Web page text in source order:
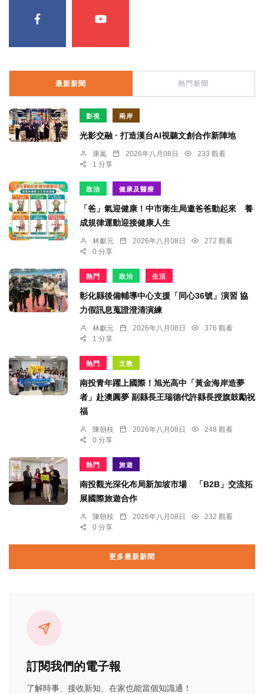
最新新聞 熱門新聞
影視 兩岸
光影交融 · 打造漢台AI視聽文創合作新陣地
康嵐 2026年八月08日
233 觀看
1 分享
政治 健康及醫療
「爸」氣迎健康！中市衛生局邀爸爸動起來 養
成規律運動迎接健康人生
林獻元 2026年八月08日
272 觀看
0 分享
熱門 政治 生活
彰化縣後備輔導中心支援「同心36號」演習 協
力假訊息蒐證澄清演練
林獻元 2026年八月08日
376 觀看
1 分享
熱門 文教
南投青年躍上國際！旭光高中「黃金海岸造夢
者」赴澳圓夢 副縣長王瑞德代許縣長授旗鼓勵祝
福
陳朝枝 2026年八月08日
248 觀看
0 分享
熱門 旅遊
南投觀光深化布局新加坡市場 「B2B」交流拓
展國際旅遊合作
陳朝枝 2026年八月08日
232 觀看
0 分享
更多最新新聞
訂閱我們的電子報
了解時事、接收新知、在家也能當個知識通！